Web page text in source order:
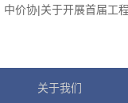
中价协|关于开展首届工
关于我们